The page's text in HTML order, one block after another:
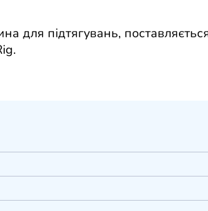
для підтягувань,